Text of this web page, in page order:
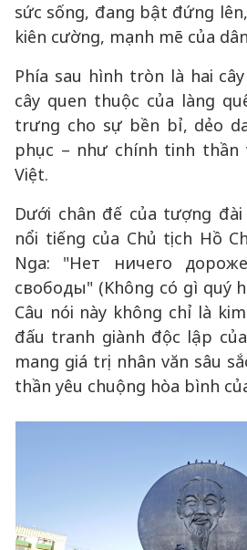
sức sống, đang bật đứng
kiên cường, mạnh mẽ của
Phía sau hình tròn là hai
cây quen thuộc của làng
trưng cho sự bền bỉ, dẻo
phục – như chính tinh thần
Việt.
Dưới chân đế của tượng
nổi tiếng của Chủ tịch Hồ
Nga: "Нет ничего
свободы" (Không có gì quý
Câu nói này không chỉ là
đấu tranh giành độc lập
mang giá trị nhân văn sâu
thần yêu chuộng hòa bình